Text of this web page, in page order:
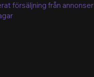
försäljning från annonser